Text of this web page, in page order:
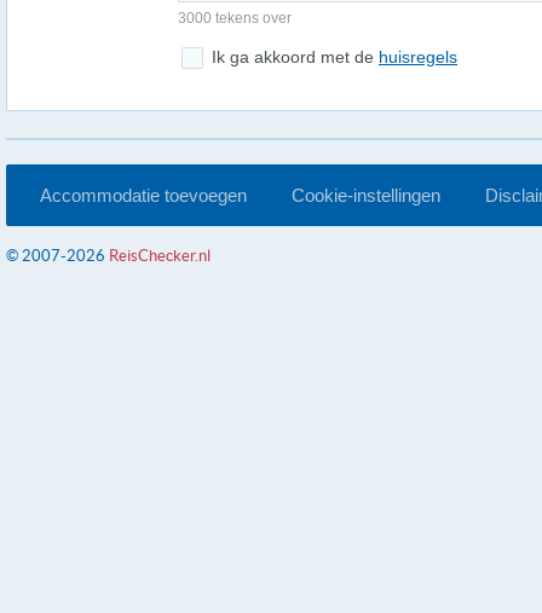
3000 tekens over
Ik ga akkoord met de huisregels
Accommodatie toevoegen Cookie-instellingen
© 2007-2026 ReisChecker.nl